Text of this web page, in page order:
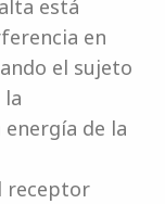
está
en
el sujeto
de la
receptor